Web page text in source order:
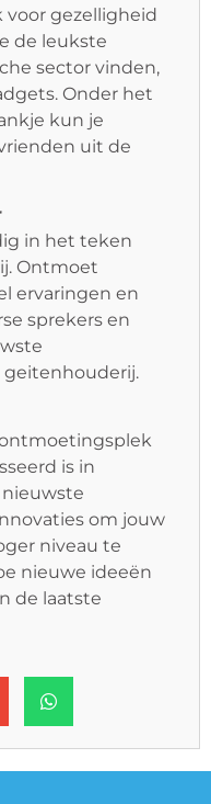
voor gezelligheid
de leukste
sector vinden,
Onder het
kun je
uit de
in het teken
Ontmoet
ervaringen en
sprekers en
is in
nieuwste
om jouw
niveau te
nieuwe ideeën
de laatste